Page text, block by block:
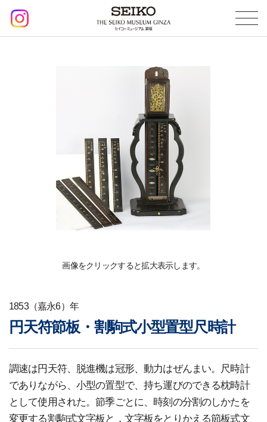
画像をクリックすると拡大表示します。
1853（嘉永6）年
円天符節板・割駒式小型置型尺時計
調速は円天符、脱進機は冠形、動力はぜんまい。尺時計
でありながら、小型の置型で、持ち運びのできる枕時計
として使用された。節季ごとに、時刻の分割のしかたを
変更する割駒式文字板と，文字板をとりかえる節板式文